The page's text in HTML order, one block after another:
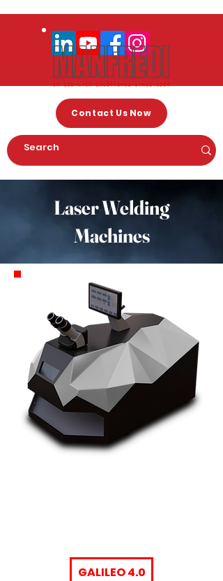
Contact Us Now
Laser Welding
Machines
GALILEO 4.0